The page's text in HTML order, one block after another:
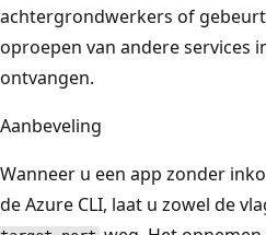
achtergrondwerkers of
oproepen van andere services
ontvangen.
Aanbeveling
Wanneer u een app zonder
de Azure CLI, laat u zowel de